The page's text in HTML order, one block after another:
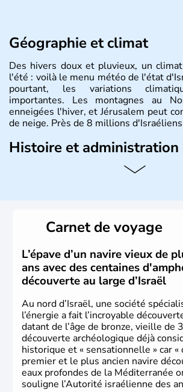
Géographie et climat
Des hivers doux et pluvieux, un
l'été : voilà le menu météo de l'état
pourtant, les variations
importantes. Les montagnes au
enneigées l'hiver, et Jérusalem peut
de neige. Près de 8 millions
Histoire et administration
L'Israël est un état de la partie est
vrai essor économique dans le
Carnet de voyage
L’épave d’un navire vieux de
ans avec des centaines
découverte au large d’Israël
Au nord d’Israël, une société
l’énergie a fait l’incroyable
datant de l’âge de bronze, vieille de
découverte archéologique déjà
historique et « sensationnelle » car «
premier et le plus ancien navire
eaux profondes de la Méditerranée
souligne l’Autorité israélienne des